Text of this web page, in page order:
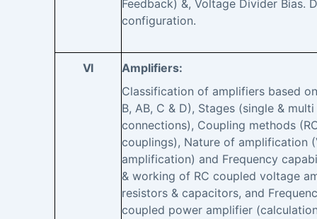
Feedback) &, Voltage Divider Bias.
configuration.
VI
Amplifiers:
Classification of amplifiers based
B, AB, C & D), Stages (single &
connections), Coupling methods
couplings), Nature of amplification
amplification) and Frequency
& working of RC coupled voltage
resistors & capacitors, and
coupled power amplifier